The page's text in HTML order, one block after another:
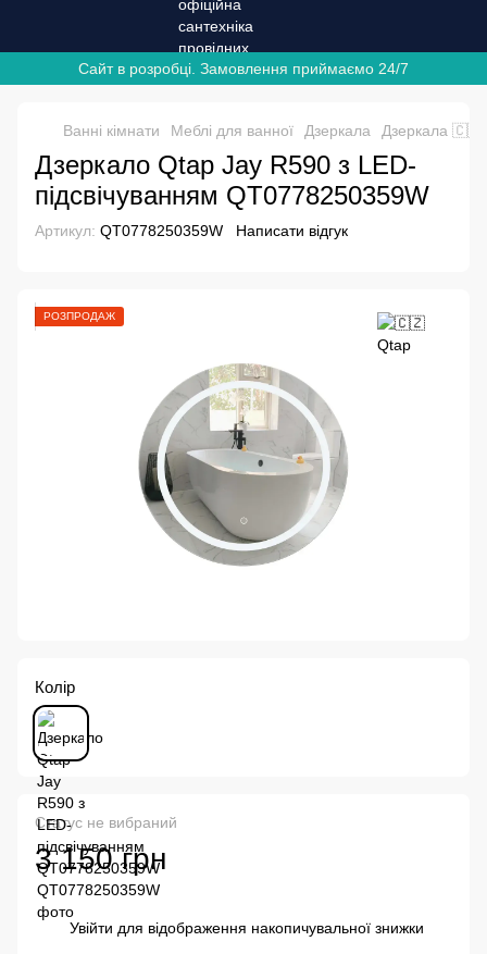
Сайт в розробці. Замовлення приймаємо 24/7
Ванні кімнати Меблі для ванної Дзеркала Дзеркала
Дзеркало Qtap Jay R590 з LED-
підсвічуванням QT0778250359W
Артикул: QT0778250359W Написати відгук
РОЗПРОДАЖ
Колір
Статус не вибраний
3 150 грн
Увійти для відображення накопичувальної знижки